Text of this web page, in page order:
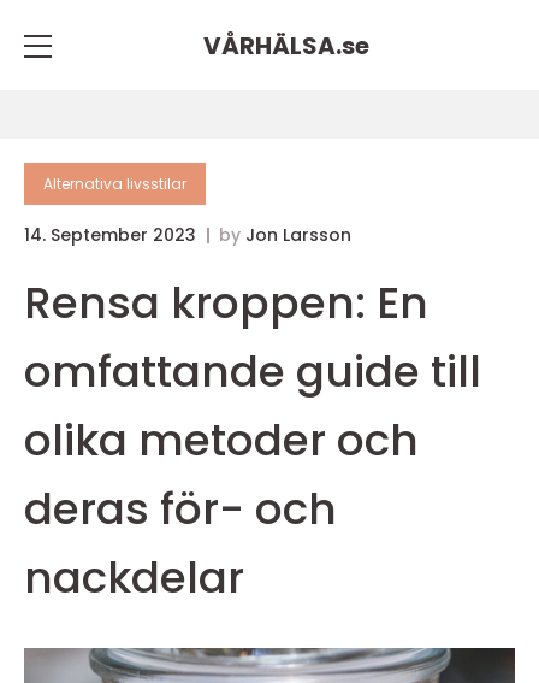
VÅRHÄLSA.se
Alternativa livsstilar
14. September 2023 by Jon Larsson
Rensa kroppen: En
omfattande guide till
olika metoder och
deras för- och
nackdelar